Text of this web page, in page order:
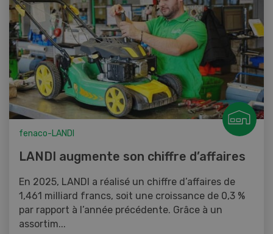
fenaco-LANDI
LANDI augmente son chiffre d’affaires
En 2025, LANDI a réalisé un chiffre d’affaires de
1,461 milliard francs, soit une croissance de 0,3 %
par rapport à l’année précédente. Grâce à un
assortim...